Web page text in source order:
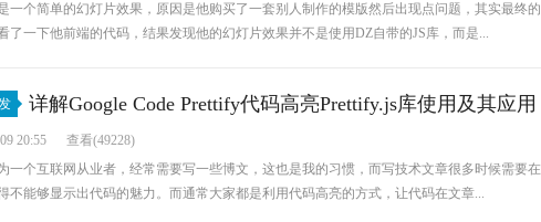
个简单的幻灯片效果，原因是他购买了一套别人制作的模版然后出现点问题，其实最终的
一下他前端的代码，结果发现他的幻灯片效果并不是使用DZ自带的JS库，而是...
详解Google Code Prettify代码高亮Prettify.js库使用及其应用
20:55
查看(49228)
个互联网从业者，经常需要写一些博文，这也是我的习惯，而写技术文章很多时候需要在
能够显示出代码的魅力。而通常大家都是利用代码高亮的方式，让代码在文章...